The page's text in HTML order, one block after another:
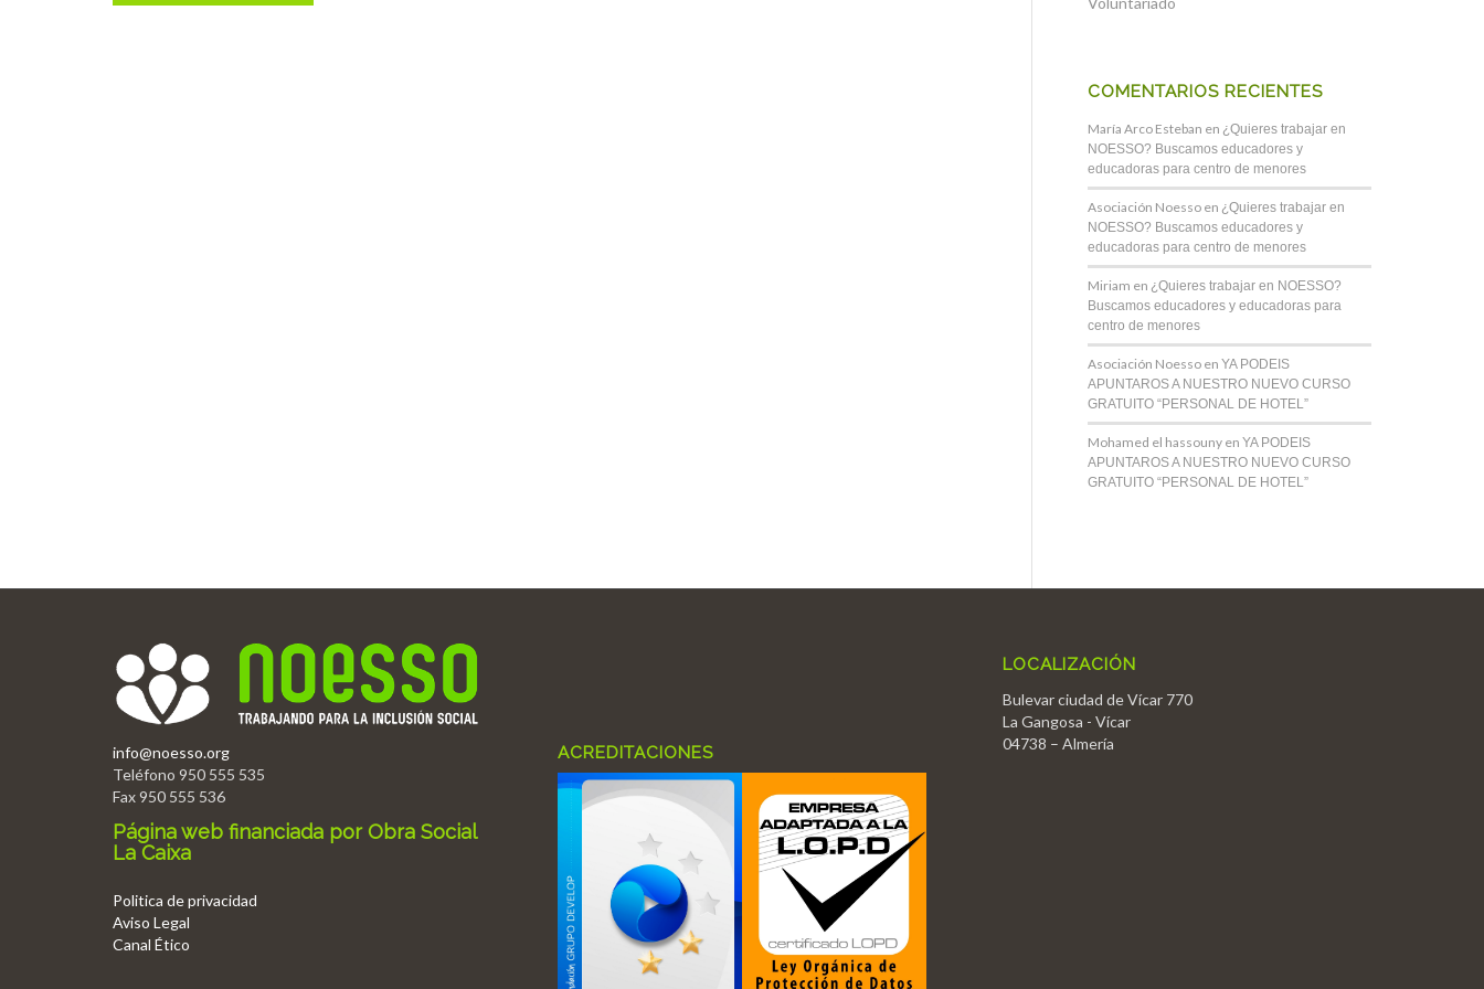
COMENTARIOS RECIENTES
María Arco Esteban en ¿Quieres trabajar en
NOESSO? Buscamos educadores y
educadoras para centro de menores
Asociación Noesso en ¿Quieres trabajar en
NOESSO? Buscamos educadores y
educadoras para centro de menores
Miriam en ¿Quieres trabajar en NOESSO?
Buscamos educadores y educadoras para
centro de menores
Asociación Noesso enYA PODEIS
APUNTAROS A NUESTRO NUEVO CURSO
GRATUITO “PERSONAL DE HOTEL”
Mohamed el hassouny enYA PODEIS
APUNTAROS A NUESTRO NUEVO CURSO
GRATUITO “PERSONAL DE HOTEL”
info@noesso.org
Teléfono 950 555 535
Fax 950 555 536
Página web financiada por Obra Social
La Caixa
Politica de privacidad
Aviso Legal
Canal Ético
ACREDITACIONES
LOCALIZACIÓN
Bulevar ciudad de Vícar 770
La Gangosa - Vícar
04738 – Almería